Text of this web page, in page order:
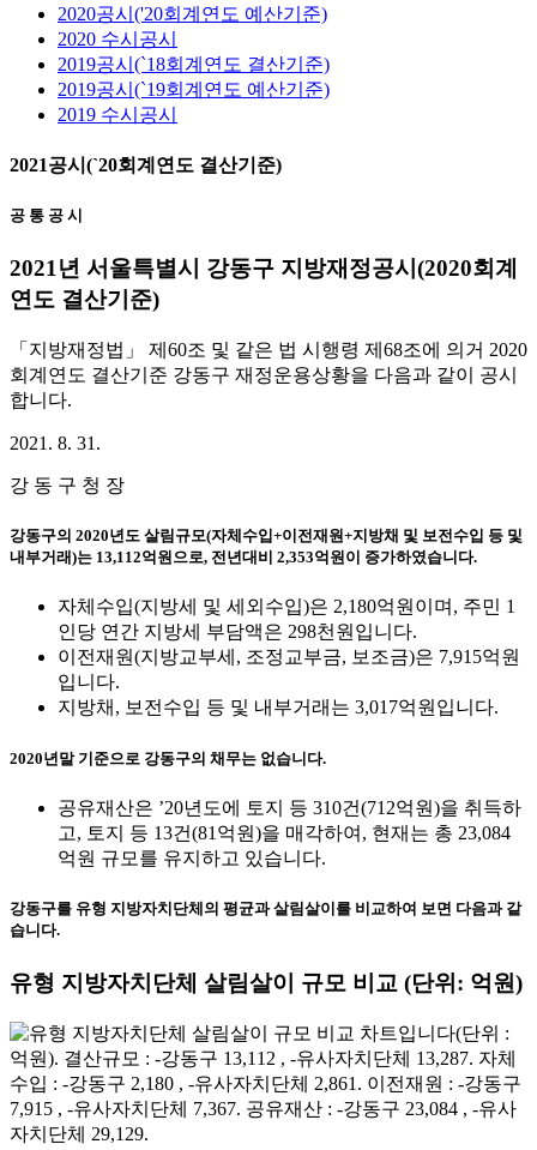
2020공시('20회계연도 예산기준)
2020 수시공시
2019공시(`18회계연도 결산기준)
2019공시(`19회계연도 예산기준)
2019 수시공시
2021공시(`20회계연도 결산기준)
공 통 공 시
2021년 서울특별시 강동구 지방재정공시(2020회계
연도 결산기준)
「지방재정법」 제60조 및 같은 법 시행령 제68조에 의거 2020
회계연도 결산기준 강동구 재정운용상황을 다음과 같이 공시
합니다.
2021. 8. 31.
강 동 구 청 장
강동구의 2020년도 살림규모(자체수입+이전재원+지방채 및 보전수입 등 및
내부거래)는 13,112억원으로, 전년대비 2,353억원이 증가하였습니다.
자체수입(지방세 및 세외수입)은 2,180억원이며, 주민 1
인당 연간 지방세 부담액은 298천원입니다.
이전재원(지방교부세, 조정교부금, 보조금)은 7,915억원
입니다.
지방채, 보전수입 등 및 내부거래는 3,017억원입니다.
2020년말 기준으로 강동구의 채무는 없습니다.
공유재산은 ’20년도에 토지 등 310건(712억원)을 취득하
고, 토지 등 13건(81억원)을 매각하여, 현재는 총 23,084
억원 규모를 유지하고 있습니다.
강동구를 유형 지방자치단체의 평균과 살림살이를 비교하여 보면 다음과 같
습니다.
유형 지방자치단체 살림살이 규모 비교 (단위: 억원)